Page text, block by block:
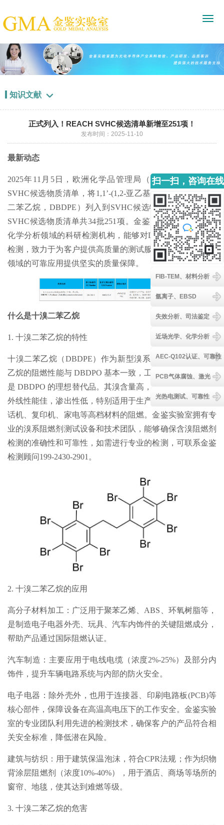
知识文献 
正式列入！REACH SVHC候选清单新增至251项！
发布时间：2025-11-10
最新动态
2025年11月5日，欧洲化学品管理局（ECHA）正式更新
SVHC候选物质清单，将1,1’-(1,2-亚乙基)双[五溴苯]（十溴
二苯乙烷，DBDPE）列入到SVHC候选物质清单。至此，
SVHC候选物质清单共34批251项。金鉴实验室作为专注于
化学分析领域的科研检测机构，能够对DBDPE进行严格的
检测，致力于为客户提供高质量的测试服务，为产品在各个
领域的可靠应用提供坚实的质量保障。
什么是十溴二苯乙烷
1. 十溴二苯乙烷的特性
十溴二苯乙烷（DBDPE）作为新型溴系阻燃剂，十溴二苯
乙烷的阻燃性能与 DBDPO 基本一致，工业化成本也相当，
是 DBDPO 的理想替代品。其溴含量高，热稳定性好，抗紫
外线性能佳，渗出性低，特别适用于生产电脑、传真机、电
话机、复印机、家电等高档材料的阻燃。金鉴实验室拥有专
业的溴系阻燃剂测试设备和技术团队，能够确保含溴阻燃剂
检测的准确性和可靠性，如需进行专业的检测，可联系金鉴
检测顾问199-2430-2901。
2. 十溴二苯乙烷的应用
高分子材料加工：广泛用于聚苯乙烯、ABS、环氧树脂等，
是制造电子电器外壳、玩具、汽车内饰件的关键阻燃成分，
帮助产品通过国际阻燃认证。
汽车制造：主要应用于电线电缆（浓度2%-25%）及部分内
饰件，提升车辆电路系统与内部的防火安全。
电子电器：除外壳外，也用于连接器、印刷电路板(PCB)等
核心部件，保障设备在高温高电压下的工作安全。金鉴实验
室的专业团队利用先进的检测技术，确保客户的产品符合相
关安全标准，降低潜在风险。
建筑与纺织：用于建筑保温泡沫，符合CPR法规；作为织物
背涂层阻燃剂（浓度10%-40%），用于酒店、商场等场所的
窗帘、地毯，使其达到难燃等级。
3. 十溴二苯乙烷的危害
扫一扫，咨询在线
客服
FIB-TEM、材料分析
氩离子、EBSD
失效分析、司法鉴定
近场光学、化学分析
AEC-Q102认证、可靠性
PCB气体腐蚀、激光
光热电测试、可靠性